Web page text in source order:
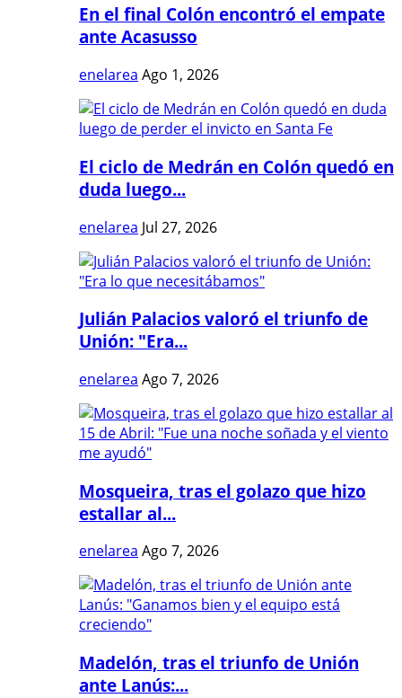
En el final Colón encontró el empate
ante Acasusso
enelarea Ago 1, 2026
El ciclo de Medrán en Colón quedó en
duda luego...
enelarea Jul 27, 2026
Julián Palacios valoró el triunfo de
Unión: "Era...
enelarea Ago 7, 2026
Mosqueira, tras el golazo que hizo
estallar al...
enelarea Ago 7, 2026
Madelón, tras el triunfo de Unión
ante Lanús:...